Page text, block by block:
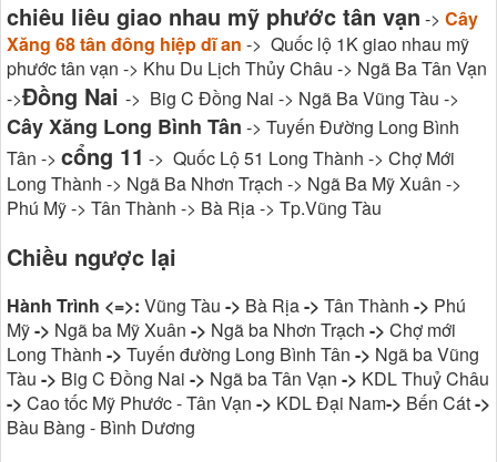
chiêu liêu giao nhau mỹ phước tân vạn -> Cây
Xăng 68 tân đông hiệp dĩ an -> Quốc lộ 1K giao nhau mỹ
phước tân vạn -> Khu Du Lịch Thủy Châu -> Ngã Ba Tân Vạn
->Đồng Nai -> Big C Đồng Nai -> Ngã Ba Vũng Tàu ->
Cây Xăng Long Bình Tân -> Tuyến Đường Long Bình
Tân -> cổng 11 -> Quốc Lộ 51 Long Thành -> Chợ Mới
Long Thành -> Ngã Ba Nhơn Trạch -> Ngã Ba Mỹ Xuân ->
Phú Mỹ -> Tân Thành -> Bà Rịa -> Tp.Vũng Tàu
Chiều ngược lại
Hành Trình <=>: Vũng Tàu -> Bà Rịa-> Tân Thành -> Phú
Mỹ-> Ngã ba Mỹ Xuân -> Ngã ba Nhơn Trạch -> Chợ mới
Long Thành -> Tuyến đường Long Bình Tân -> Ngã ba Vũng
Tàu -> Big C Đồng Nai -> Ngã ba Tân Vạn -> KDL Thuỷ Châu
-> Cao tốc Mỹ Phước - Tân Vạn -> KDL Đại Nam-> Bến Cát->
Bàu Bàng - Bình Dương